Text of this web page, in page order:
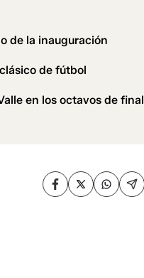
de la inauguración
de fútbol
en los octavos de final